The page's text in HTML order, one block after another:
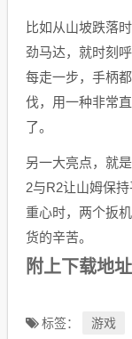
比如从山坡跌落
劲马达，就时刻
每走一步，手柄
伐，用一种非常
了。
另一大亮点，就
2与R2让山姆保
重心时，两个扳
货的辛苦。
附上下载地址
标签： 游戏